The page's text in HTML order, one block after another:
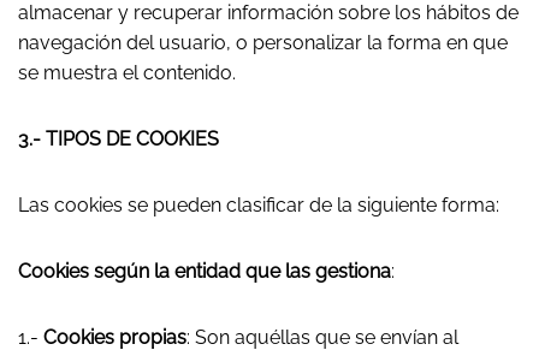
almacenar y recuperar información sobre los hábitos de
navegación del usuario, o personalizar la forma en que
se muestra el contenido.
3.- TIPOS DE COOKIES
Las cookies se pueden clasificar de la siguiente forma:
Cookies según la entidad que las gestiona:
1.- Cookies propias: Son aquéllas que se envían al